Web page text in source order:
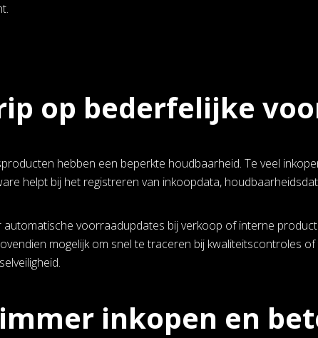
op bederfelijke
hebben een beperkte houdbaarheid. Te veel
helpt bij het registreren van inkoopdata,
automatische voorraadupdates bij verkoop of interne
mogelijk om snel te traceren bij kwaliteitscontroles
inkopen en